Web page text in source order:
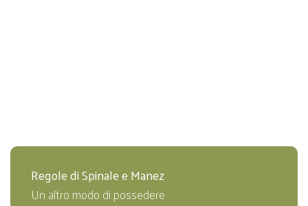
Regole di Spinale e Manez
Un altro modo di possedere